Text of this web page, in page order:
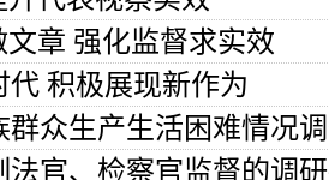
文章 强化监督求实效
代 积极展现新作为
群众生产生活困难情况
法官、检察官监督的调